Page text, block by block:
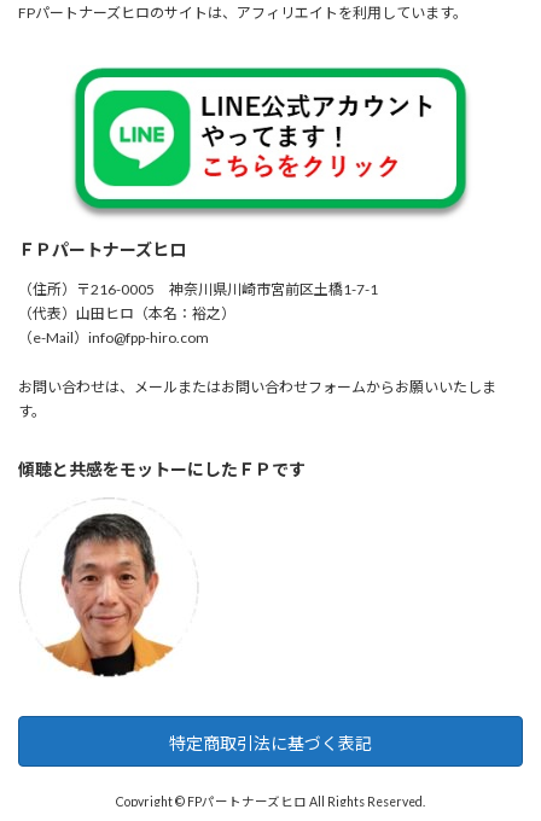
FPパートナーズヒロのサイトは、アフィリエイトを利用しています。
ＦＰパートナーズヒロ
（住所）〒216-0005 神奈川県川崎市宮前区土橋1-7-1
（代表）山田ヒロ（本名：裕之）
（e-Mail）info@fpp-hiro.com
お問い合わせは、メールまたはお問い合わせフォームからお願いいたしま
す。
傾聴と共感をモットーにしたＦＰです
特定商取引法に基づく表記
Copyright © FPパートナーズヒロ All Rights Reserved.